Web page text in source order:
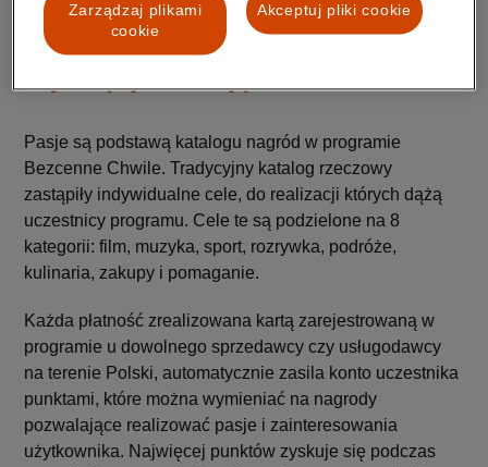
Szczegóły i regulamin loterii są dostępne na stronie:
bezcennechwile.pl/loteria
Pasje są podstawą katalogu nagród w programie
Bezcenne Chwile. Tradycyjny katalog rzeczowy
zastąpiły indywidualne cele, do realizacji których dążą
uczestnicy programu. Cele te są podzielone na 8
kategorii: film, muzyka, sport, rozrywka, podróże,
kulinaria, zakupy i pomaganie.
Każda płatność zrealizowana kartą zarejestrowaną w
programie u dowolnego sprzedawcy czy usługodawcy
na terenie Polski, automatycznie zasila konto uczestnika
punktami, które można wymieniać na nagrody
pozwalające realizować pasje i zainteresowania
użytkownika. Najwięcej punktów zyskuje się podczas
Akceptuj pliki cookie
Zarządzaj plikami
cookie